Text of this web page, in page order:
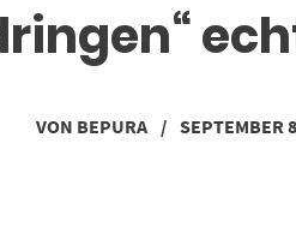
VON BEPURA / SEPTEMBER